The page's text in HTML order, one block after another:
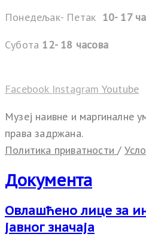
Понедељак- Петак 10- 17
Субота 12- 18 часова
Facebook Instagram Youtube
Музеј наивне и маргиналне
права задржана.
Политика приватности/
Документа
Овлашћено лице за
јавног значаја